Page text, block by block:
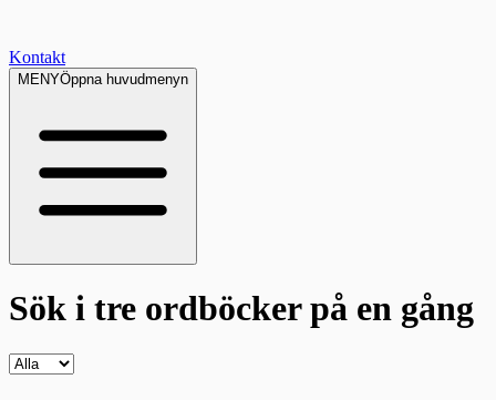
Kontakt
MENYÖppna huvudmenyn
Sök i tre ordböckerpå en gång